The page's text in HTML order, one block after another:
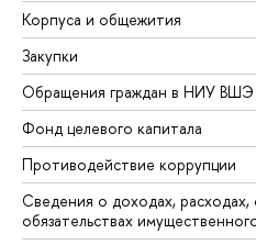
Корпуса и общежития
Закупки
Обращения граждан в НИУ ВШЭ
Фонд целевого капитала
Противодействие коррупции
Сведения о доходах,
обязательствах